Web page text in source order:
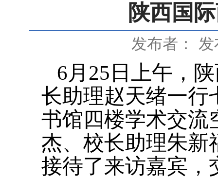
陕西国
发布者： 发
6月25日上午，
长助理赵天绪一行
书馆四楼学术交流
杰、校长助理朱新
接待了来访嘉宾，